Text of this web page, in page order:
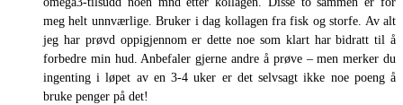
meg helt unnværlige. Bruker i dag kollagen fra fisk og storfe. Av alt
jeg har prøvd oppigjennom er dette noe som klart har bidratt til å
forbedre min hud. Anbefaler gjerne andre å prøve – men merker du
ingenting i løpet av en 3-4 uker er det selvsagt ikke noe poeng å
bruke penger på det!